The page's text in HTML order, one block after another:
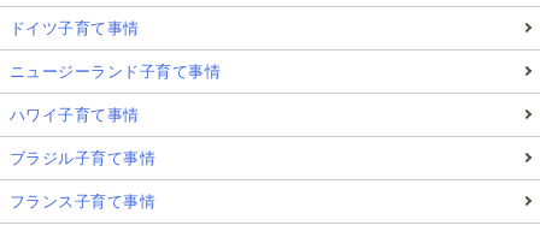
ドイツ子育て事情
ニュージーランド子育て事情
ハワイ子育て事情
ブラジル子育て事情
フランス子育て事情